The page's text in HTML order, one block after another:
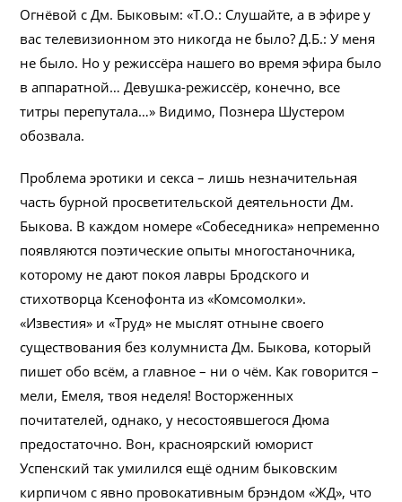
Огнёвой с Дм. Быковым: «Т.О.: Слушайте, а в эфире у
вас телевизионном это никогда не было? Д.Б.: У меня
не было. Но у режиссёра нашего во время эфира было
в аппаратной… Девушка-режиссёр, конечно, все
титры перепутала…» Видимо, Познера Шустером
обозвала.
Проблема эротики и секса – лишь незначительная
часть бурной просветительской деятельности Дм.
Быкова. В каждом номере «Собеседника» непременно
появляются поэтические опыты многостаночника,
которому не дают покоя лавры Бродского и
стихотворца Ксенофонта из «Комсомолки».
«Известия» и «Труд» не мыслят отныне своего
существования без колумниста Дм. Быкова, который
пишет обо всём, а главное – ни о чём. Как говорится –
мели, Емеля, твоя неделя! Восторженных
почитателей, однако, у несостоявшегося Дюма
предостаточно. Вон, красноярский юморист
Успенский так умилился ещё одним быковским
кирпичом с явно провокативным брэндом «ЖД», что